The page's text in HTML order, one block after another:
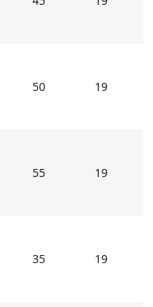
50 19
55 19
35 19